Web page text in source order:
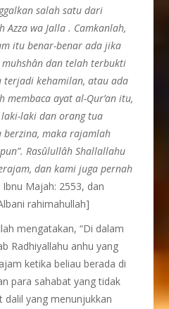
salah satu dari
wa Jalla . Camkanlah,
itu benar-benar ada jika
dan telah terbukti
terjadi kehamilan, atau ada
membaca ayat al-Qur’an itu,
laki dan orang tua
berzina, maka rajamlah
Rasûlullâh Shallallahu
dan kami juga pernah
Ibnu Majah: 2553, dan
rahimahullah]
mengatakan, “Di dalam
Radhiyallahu anhu yang
ketika beliau berada di
para sahabat yang tidak
dalil yang menunjukkan